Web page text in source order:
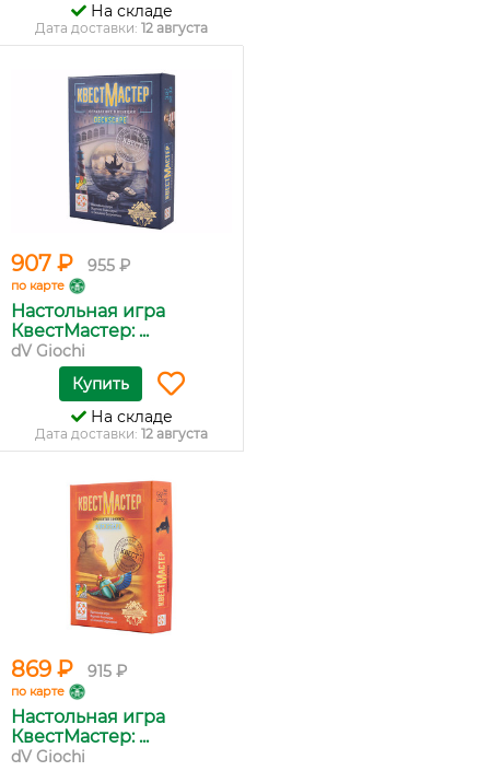
На складе
Дата доставки: 12 августа
907 ₽ 955 ₽
по карте
Настольная игра
КвестМастер: ...
dV Giochi
Купить
На складе
Дата доставки: 12 августа
869 ₽ 915 ₽
по карте
Настольная игра
КвестМастер: ...
dV Giochi